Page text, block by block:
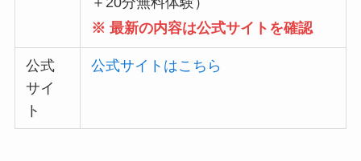
※ 最新の内容は公式サイトを確認
公式
サイ
ト
公式サイトはこちら